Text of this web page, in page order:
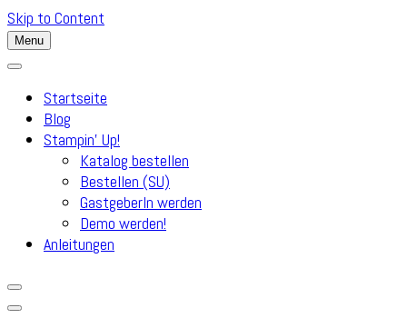
Skip to Content
Menu
Startseite
Blog
Stampin’ Up!
Katalog bestellen
Bestellen (SU)
GastgeberIn werden
Demo werden!
Anleitungen